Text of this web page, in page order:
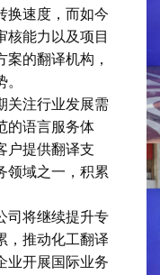
换速度，而如今
核能力以及项目
的翻译机构，
关注行业发展需
的语言服务体
户提供翻译支
领域之一，积累
司将继续提升专
，推动化工翻译
业开展国际业务